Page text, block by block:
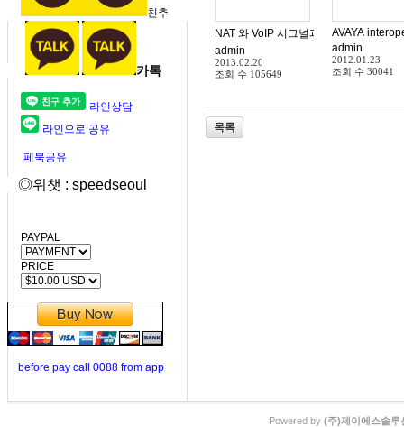
친추
카톡
라인상담
라인으로 공유
페북공유
◎위챗 : speedseoul
PAYPAL
PRICE
before pay call 0088 from app
NAT 와 VoIP 시그널과 RTP 전송 영향
admin
2013.02.20
조회 수 105649
AVAYA
admin
2012.01.23
조회 수 30041
목록
Powered by (주)제이에스솔루